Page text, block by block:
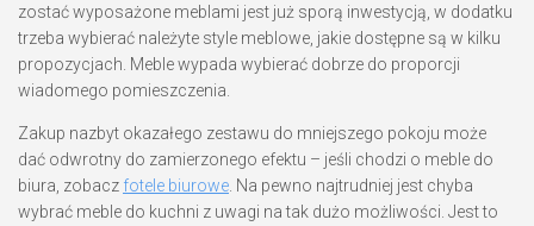
zostać wyposażone meblami jest już sporą inwestycją, w dodatku
trzeba wybierać należyte style meblowe, jakie dostępne są w kilku
propozycjach. Meble wypada wybierać dobrze do proporcji
wiadomego pomieszczenia.
Zakup nazbyt okazałego zestawu do mniejszego pokoju może
dać odwrotny do zamierzonego efektu – jeśli chodzi o meble do
biura, zobacz fotele biurowe . Na pewno najtrudniej jest chyba
wybrać meble do kuchni z uwagi na tak dużo możliwości. Jest to